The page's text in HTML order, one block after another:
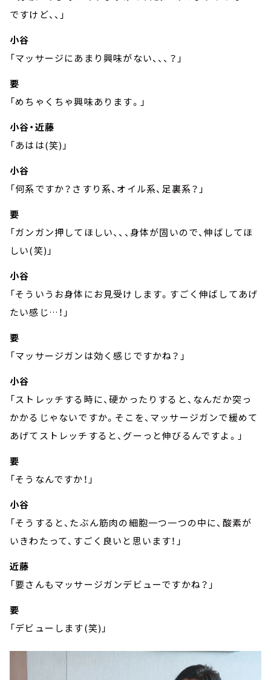
ですけど、、」
小谷
「マッサージにあまり興味がない、、、？」
要
「めちゃくちゃ興味あります。」
小谷・近藤
「あはは(笑)」
小谷
「何系ですか？さすり系、オイル系、足裏系？」
要
「ガンガン押してほしい、、、身体が固いので、伸ばしてほ
しい(笑)」
小谷
「そういうお身体にお見受けします。すごく伸ばしてあげ
たい感じ…！」
要
「マッサージガンは効く感じですかね？」
小谷
「ストレッチする時に、硬かったりすると、なんだか突っ
かかるじゃないですか。そこを、マッサージガンで緩めて
あげてストレッチすると、グーっと伸びるんですよ。」
要
「そうなんですか！」
小谷
「そうすると、たぶん筋肉の細胞一つ一つの中に、酸素が
いきわたって、すごく良いと思います！」
近藤
「要さんもマッサージガンデビューですかね？」
要
「デビューします(笑)」